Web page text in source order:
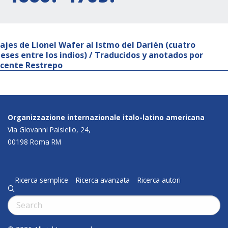
de Lionel Wafer al Istmo del Darién (cuatro
entre los indios) / Traducidos y anotados por
Restrepo
Organizzazione internazionale italo-latino americana
Via Giovanni Paisiello, 24,
00198 Roma RM
Ricerca semplice Ricerca avanzata Ricerca autori
q
Cerca: